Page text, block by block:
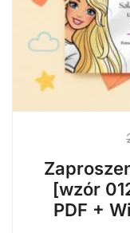
[wzór
PDF +